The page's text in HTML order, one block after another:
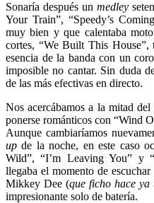
Sonaría después un medley
Your Train”, “Speedy’s
muy bien y que calentaba
cortes, “We Built This House”,
esencia de la banda con un
imposible no cantar. Sin duda
de las más efectivas en directo.
Nos acercábamos a la mitad
ponerse románticos con “Wind
Aunque cambiaríamos
up de la noche, en este caso
Wild”, “I’m Leaving You” y
llegaba el momento de
Mikkey Dee (que ficho hace ya
impresionante solo de batería.